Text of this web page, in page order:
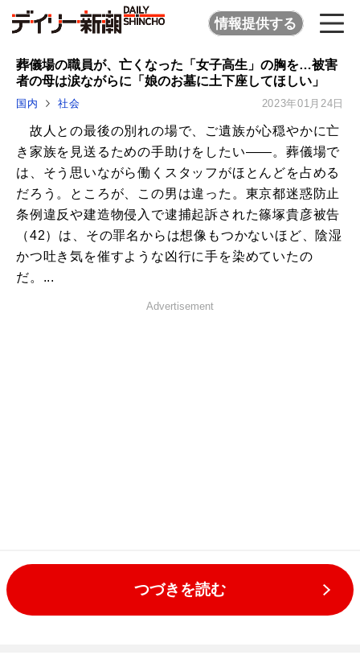
情報提供する
葬儀場の職員が、亡くなった「女子高生」の胸を…被害
者の母は涙ながらに「娘のお墓に土下座してほしい」
国内 社会 2023年01月24日
故人との最後の別れの場で、ご遺族が心穏やかに亡
き家族を見送るための手助けをしたい――。葬儀場で
は、そう思いながら働くスタッフがほとんどを占める
だろう。ところが、この男は違った。東京都迷惑防止
条例違反や建造物侵入で逮捕起訴された篠塚貴彦被告
（42）は、その罪名からは想像もつかないほど、陰湿
かつ吐き気を催すような凶行に手を染めていたの
だ。...
Advertisement
つづきを読む